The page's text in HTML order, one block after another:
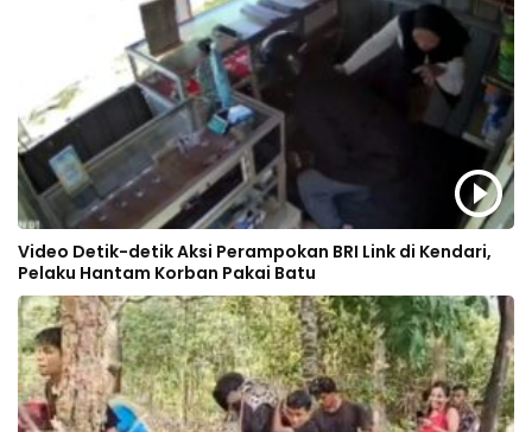
Video Detik-detik Aksi Perampokan BRI Link di Kendari,
Pelaku Hantam Korban Pakai Batu